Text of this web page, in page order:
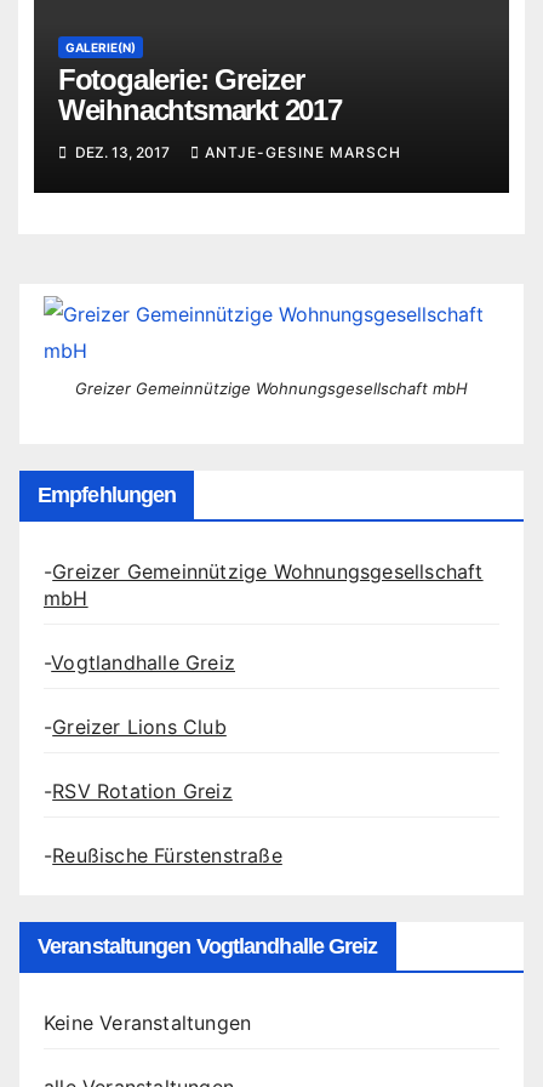
GALERIE(N)
Fotogalerie: Greizer
Weihnachtsmarkt 2017
DEZ. 13, 2017 ANTJE-GESINE MARSCH
Greizer Gemeinnützige Wohnungsgesellschaft mbH
Empfehlungen
-Greizer Gemeinnützige Wohnungsgesellschaft
mbH
-Vogtlandhalle Greiz
-Greizer Lions Club
-RSV Rotation Greiz
-Reußische Fürstenstraße
Veranstaltungen Vogtlandhalle Greiz
Keine Veranstaltungen